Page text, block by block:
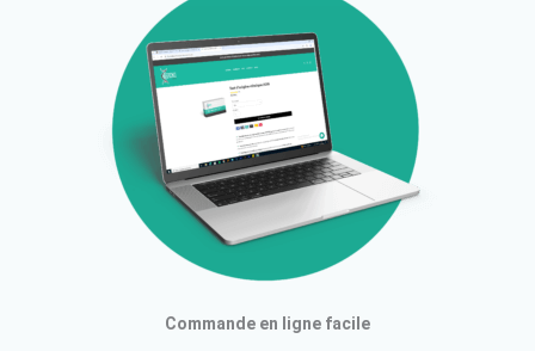
Commande en ligne facile